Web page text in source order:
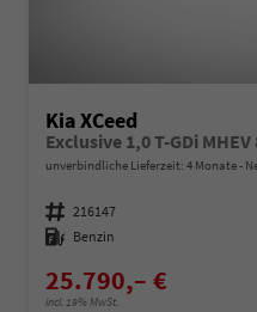
Kia XCeed
Exclusive 1,0 T-GDi
unverbindliche Lieferzeit: 4 Monate
Fahrzeugnummer 216147
Kraftstoff Benzin
25.790,– €
incl. 19% MwSt.